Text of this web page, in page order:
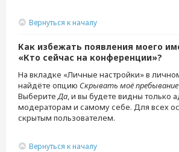
Вернуться к началу
Как избежать появления моего
«Кто сейчас на конференции»?
На вкладке «Личные настройки» в
найдёте опцию Скрывать моё
ВыберитеДа, и вы будете видны только
модераторам и самому себе. Для всех
скрытым пользователем.
Вернуться к началу